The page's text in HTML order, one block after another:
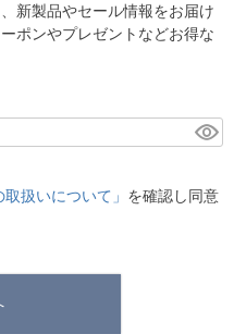
新製品やセール情報をお届け
ポンやプレゼントなどお得な
扱いについて」 を確認し同意